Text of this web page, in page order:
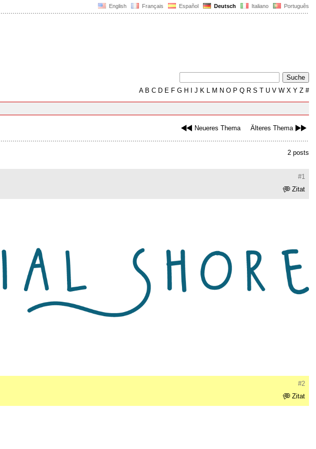
English Français Español Deutsch Italiano Português
AB C D E F G H J K L M N O P Q R S T U V W X Y Z #
Neueres Thema Älteres Thema
2 posts
#1
Zitat
#2
Zitat